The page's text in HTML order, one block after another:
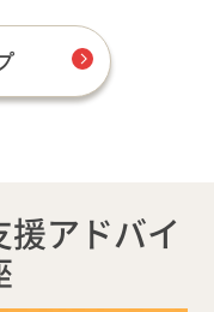
アドバイ